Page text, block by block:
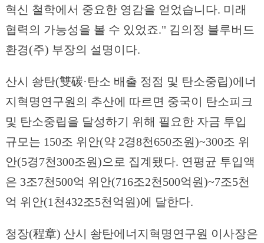
혁신 철학에서 중요한 영감을 얻었습니다. 미래
협력의 가능성을 볼 수 있었죠." 김의정 블루버드
환경(주) 부장의 설명이다.
산시 솽탄(雙碳·탄소 배출 정점 및 탄소중립)에너
지혁명연구원의 추산에 따르면 중국이 탄소피크
및 탄소중립을 달성하기 위해 필요한 자금 투입
규모는 150조 위안(약 2경8천650조원)~300조 위
안(5경7천300조원)으로 집계됐다. 연평균 투입액
은 3조7천500억 위안(716조2천500억원)~7조5천
억 위안(1천432조5천억원)에 달한다.
청장(程章) 산시 솽탄에너지혁명연구원 이사장은